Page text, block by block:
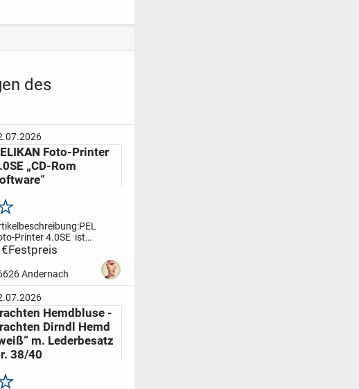
des
Foto-Printer
„CD-Rom
Merken
PELIKAN
Printer 4.0SE ist
Software für
Systemvoraussetzung:
oder besser
64MB
mindestens
besser...
Festpreis
Andernach
Hemdbluse -
Dirndl Hemd
m. Lederbesatz
38/40